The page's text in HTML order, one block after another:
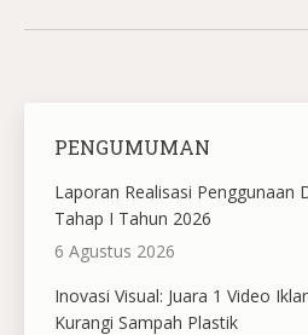
PENGUMUMAN
Laporan Realisasi Penggunaan
Tahap I Tahun 2026
6 Agustus 2026
Inovasi Visual: Juara 1 Video
Kurangi Sampah Plastik